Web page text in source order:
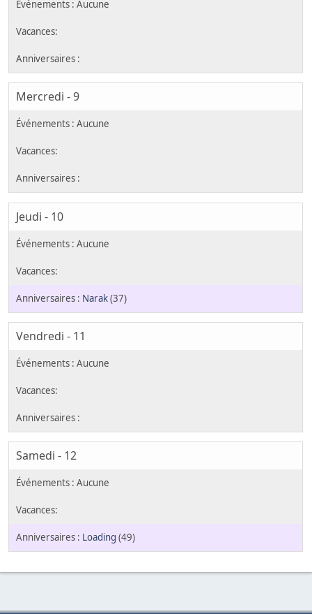
Mercredi - 9
Jeudi - 10
Narak(37)
Vendredi - 11
Samedi - 12
Loading (49)